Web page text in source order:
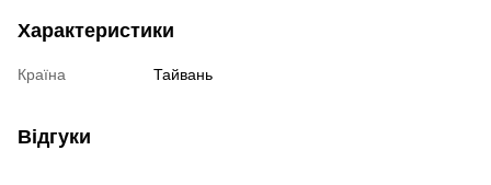
Характеристики
Країна Тайвань
Відгуки